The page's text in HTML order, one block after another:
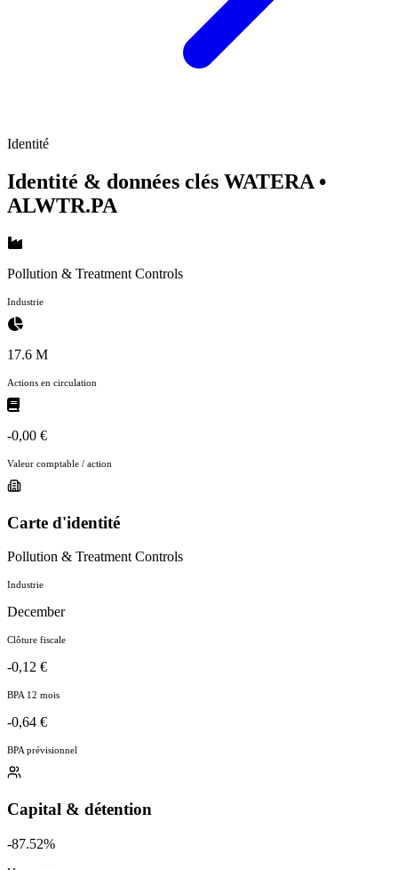
Identité
Identité & données clés WATERA •
ALWTR.PA
Pollution & Treatment Controls
Industrie
17.6 M
Actions en circulation
-0,00 €
Valeur comptable / action
Carte d'identité
Pollution & Treatment Controls
Industrie
December
Clôture fiscale
-0,12 €
BPA 12 mois
-0,64 €
BPA prévisionnel
Capital & détention
-87.52%